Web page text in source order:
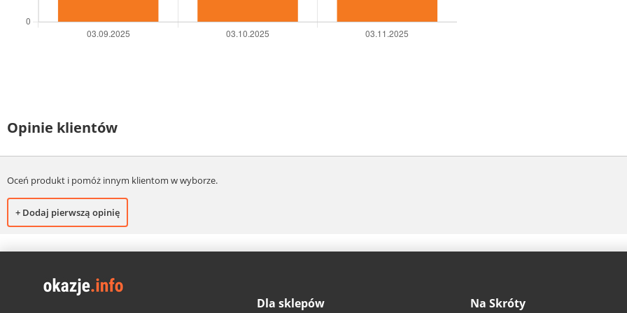
Opinie klientów
Oceń produkt i pomóż innym klientom w wyborze.
+ Dodaj pierwszą opinię
Dla sklepów Na Skróty